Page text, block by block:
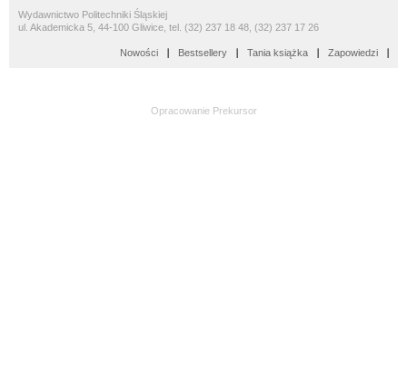
Wydawnictwo Politechniki Śląskiej
ul. Akademicka 5, 44-100 Gliwice, tel. (32) 237 18 48, (32) 237 17 26
Nowości Bestsellery Tania książka Zapowiedzi
Opracowanie Prekursor